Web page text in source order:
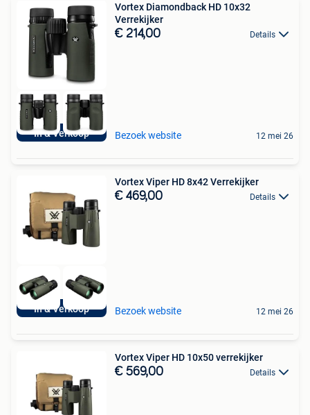
In & Verkoop
Vortex Diamondback HD 10x32
Verrekijker
€ 214,00 Details
Bezoek website 12 mei 26
In & Verkoop
Vortex Viper HD 8x42 Verrekijker
€ 469,00 Details
Bezoek website 12 mei 26
Vortex Viper HD 10x50 verrekijker
€ 569,00 Details